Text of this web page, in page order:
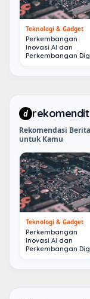
Teknologi & Gadget
Perkembangan
Inovasi AI dan
Perkembangan
d rekomendit
Rekomendasi
untuk Kamu
Teknologi & Gadget
Perkembangan
Inovasi AI dan
Perkembangan